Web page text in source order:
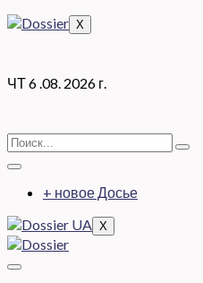
X
ЧТ 6 .08. 2026 г.
+ новое Досье
X